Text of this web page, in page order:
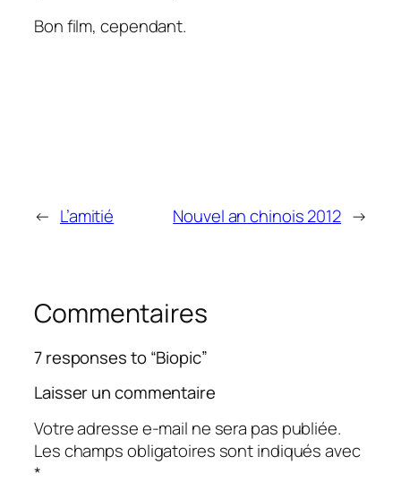
Bon film, cependant.
← L’amitié Nouvel an chinois 2012 →
Commentaires
7 responses to “Biopic”
Laisser un commentaire
Votre adresse e-mail ne sera pas publiée.
Les champs obligatoires sont indiqués avec
*